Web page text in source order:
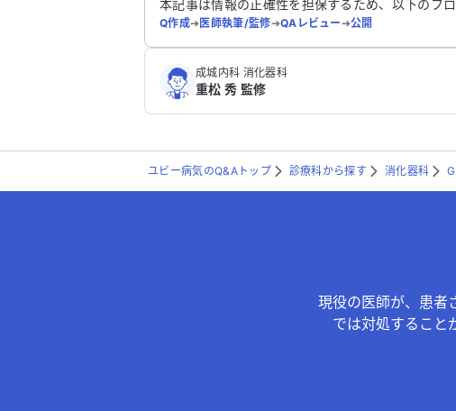
本記事は情報の正確性を担保するため、以下のフ
Q作成➔医師執筆/監修➔QAレビュー➔公開
成城内科 消化器科
重松 秀 監修
ユビー病気のQ&Aトップ 診療科から探す 消化器科
現役の医師が、患者
では対処すること